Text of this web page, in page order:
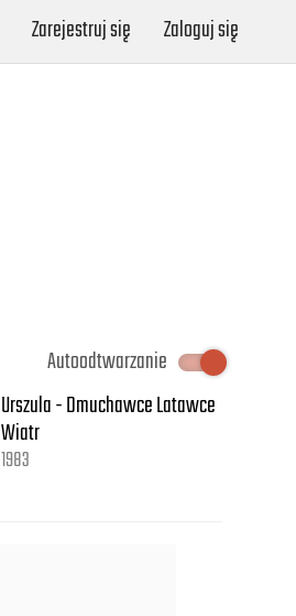
Zarejestruj się Zaloguj się
Autoodtwarzanie
Urszula - Dmuchawce Latawce
Wiatr
1983